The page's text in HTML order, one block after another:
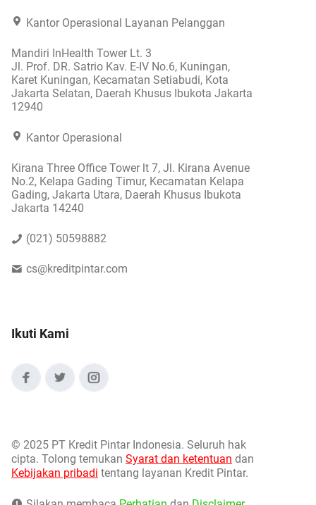
Kantor Operasional Layanan Pelanggan
Mandiri InHealth Tower Lt. 3
Jl. Prof. DR. Satrio Kav. E-IV No.6, Kuningan,
Karet Kuningan, Kecamatan Setiabudi, Kota
Jakarta Selatan, Daerah Khusus Ibukota Jakarta
12940
Kantor Operasional
Kirana Three Office Tower lt 7, Jl. Kirana Avenue
No.2, Kelapa Gading Timur, Kecamatan Kelapa
Gading, Jakarta Utara, Daerah Khusus Ibukota
Jakarta 14240
(021) 50598882
cs@kreditpintar.com
Ikuti Kami
© 2025 PT Kredit Pintar Indonesia. Seluruh hak
cipta. Tolong temukan Syarat dan ketentuan dan
Kebijakan pribadi tentang layanan Kredit Pintar.